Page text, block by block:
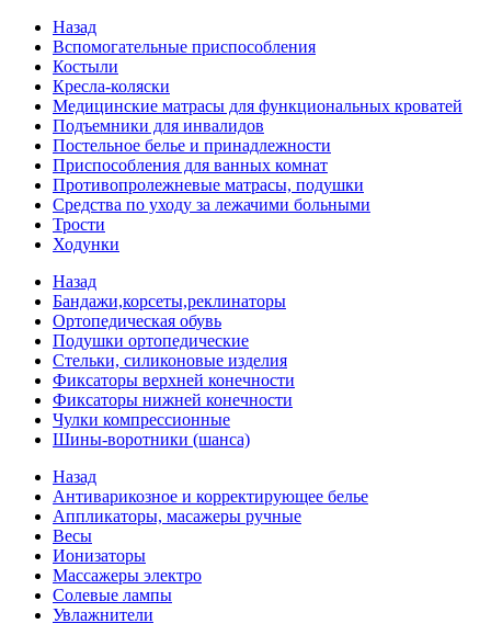
Назад
Вспомогательные приспособления
Костыли
Кресла-коляски
Медицинские матрасы для функциональных кроватей
Подъемники для инвалидов
Постельное белье и принадлежности
Приспособления для ванных комнат
Противопролежневые матрасы, подушки
Средства по уходу за лежачими больными
Трости
Ходунки
Назад
Бандажи,корсеты,реклинаторы
Ортопедическая обувь
Подушки ортопедические
Стельки, силиконовые изделия
Фиксаторы верхней конечности
Фиксаторы нижней конечности
Чулки компрессионные
Шины-воротники (шанса)
Назад
Антиварикозное и корректирующее белье
Аппликаторы, масажеры ручные
Весы
Ионизаторы
Массажеры электро
Солевые лампы
Увлажнители